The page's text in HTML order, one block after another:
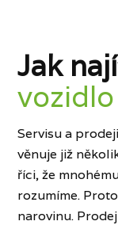
Jak
vozidlo
Servisu a
věnuje již
říci, že
rozumíme.
narovinu.